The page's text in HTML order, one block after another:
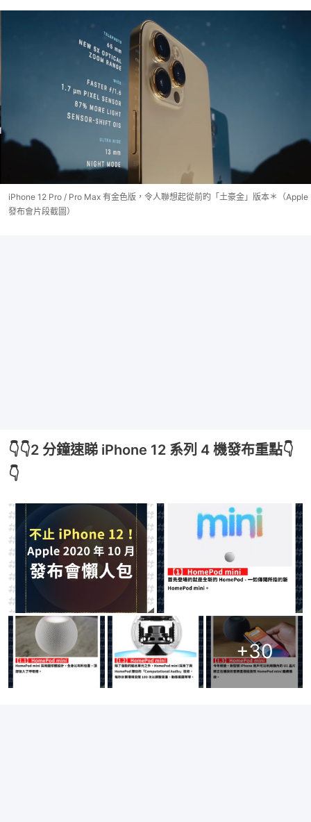
iPhone 12 Pro / Pro Max 有金色版，令人聯想起從前旳「土豪金」版本＊（Apple
發布會片段截圖）
👇👇2 分鐘速睇 iPhone 12 系列 4 機發布重點👇
👇
+30